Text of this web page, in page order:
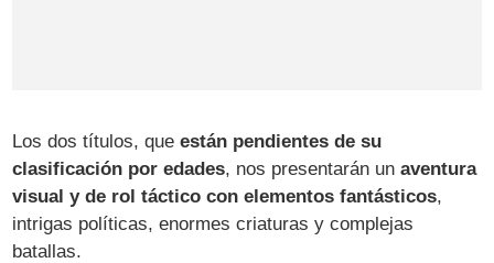
Los dos títulos, queestán pendientes de su
clasificación por edades, nos presentarán unaventura
visual y de rol táctico con elementos fantásticos,
intrigas políticas, enormes criaturas y complejas
batallas.